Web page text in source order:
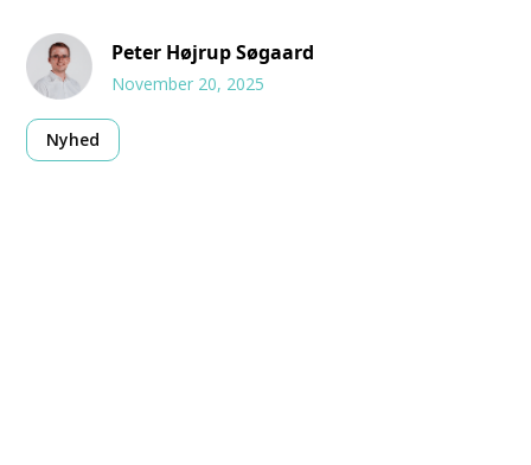
Peter Højrup Søgaard
November 20, 2025
Nyhed